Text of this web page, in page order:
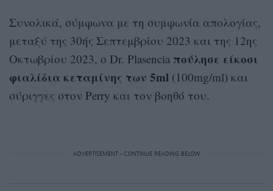
Συνολικά, σύμφωνα με τη συμφωνία απολογίας,
μεταξύ της 30ής Σεπτεμβρίου 2023 και της 12ης
Οκτωβρίου 2023, ο Dr. Plasencia πούλησε είκοσι
φιαλίδια κεταμίνης των 5ml (100mg/ml) και
σύριγγες στον Perry και τον βοηθό του.
ADVERTISEMENT - CONTINUE READING BELOW